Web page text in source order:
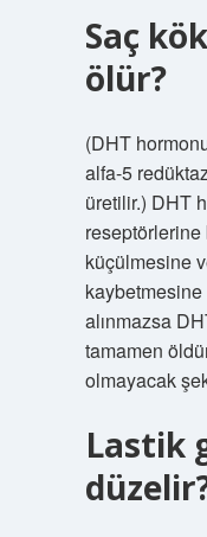
Saç
ölür?
(DHT
alfa-5
üretilir.) DHT
küçülmesine
alınmazsa
tamamen
olmayacak
Lastik